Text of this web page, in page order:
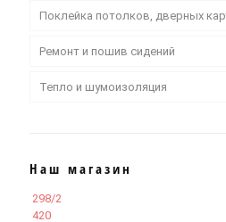
Поклейка потолков, дверных
Ремонт и пошив сидений
Тепло и шумоизоляция
Наш магазин
298/2
420